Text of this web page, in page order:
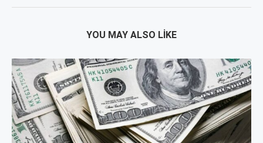
YOU MAY ALSO LIKE